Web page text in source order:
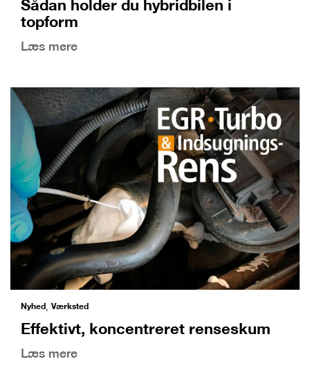
Sådan holder du hybridbilen i
topform
Læs mere
Nyhed, Værksted
Effektivt, koncentreret renseskum
Læs mere